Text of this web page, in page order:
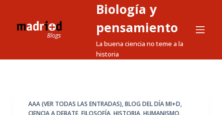
a
Biología y
pensamiento
La buena ciencia no teme a la
historia
AAA (VER TODAS LAS ENTRADAS),BLOG DEL DÍA MI+D,
CIENCIA A DEBATE,FILOSOFÍA,HISTORIA,HUMANISMO,